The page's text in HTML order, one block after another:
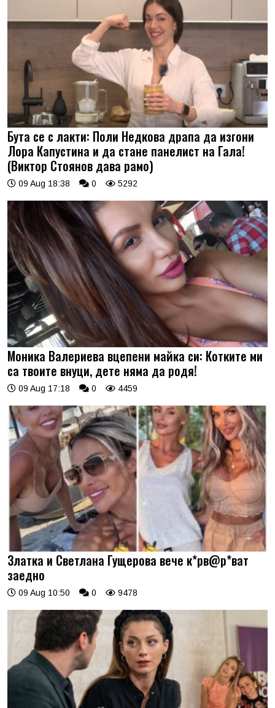
Бута се с лакти: Поли Недкова драпа да изгони
Лора Капустина и да стане панелист на Гала!
(Виктор Стоянов дава рамо)
09 Aug 18:38 0 5292
Моника Валериева вцепени майка си: Котките ми
са твоите внуци, дете няма да родя!
09 Aug 17:18 0 4459
Златка и Светлана Гущерова вече к*рв@р*ват
заедно
09 Aug 10:50 0 9478